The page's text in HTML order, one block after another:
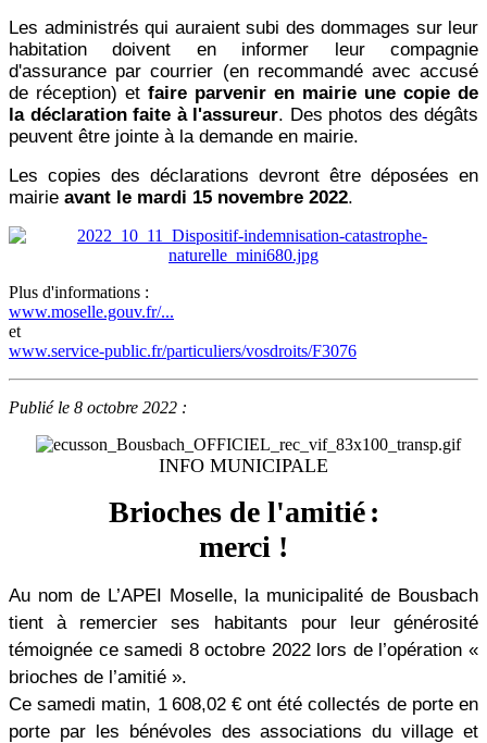
Les administrés qui auraient subi des dommages sur leur
habitation doivent en informer leur compagnie
d'assurance par courrier (en recommandé avec accusé
de réception) et faire parvenir en mairie une copie de
la déclaration faite à l'assureur. Des photos des dégâts
peuvent être jointe à la demande en mairie.
Les copies des déclarations devront être déposées en
mairie avant le mardi 15 novembre 2022.
Plus d'informations :
www.moselle.gouv.fr/...
et
www.service-public.fr/particuliers/vosdroits/F3076
Publié le 8 octobre 2022 :
INFO MUNICIPALE
Brioches de l'amitié :
merci !
Au nom de L’APEI Moselle, la municipalité de Bousbach
tient à remercier ses habitants pour leur générosité
témoignée ce samedi 8 octobre 2022 lors de l’opération «
brioches de l’amitié ».
Ce samedi matin, 1 608,02 € ont été collectés de porte en
porte par les bénévoles des associations du village et